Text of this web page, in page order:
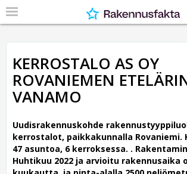
KERROSTALO AS OY
ROVANIEMEN
VANAMO
Uudisrakennuskohde
kerrostalot, paikkakunnalla Rovaniemi.
47 asuntoa, 6 kerroksessa. .
Huhtikuu 2022 ja arvioitu rakennusaika